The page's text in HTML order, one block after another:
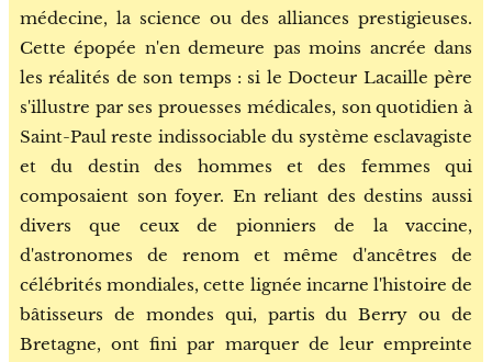
médecine, la science ou des alliances prestigieuses.
Cette épopée n'en demeure pas moins ancrée dans
les réalités de son temps : si le Docteur Lacaille père
s'illustre par ses prouesses médicales, son quotidien à
Saint-Paul reste indissociable du système esclavagiste
et du destin des hommes et des femmes qui
composaient son foyer. En reliant des destins aussi
divers que ceux de pionniers de la vaccine,
d'astronomes de renom et même d'ancêtres de
célébrités mondiales, cette lignée incarne l'histoire de
bâtisseurs de mondes qui, partis du Berry ou de
Bretagne, ont fini par marquer de leur empreinte